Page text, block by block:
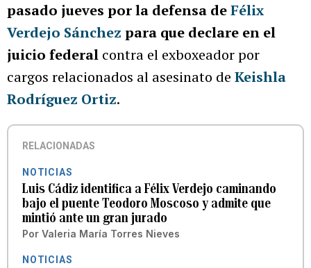
pasado jueves por la defensa deFélix
Verdejo Sánchez para que declare en el
juicio federal contra el exboxeador por
cargos relacionados al asesinato de Keishla
Rodríguez Ortiz.
RELACIONADAS
NOTICIAS
Luis Cádiz identifica a Félix Verdejo caminando
bajo el puente Teodoro Moscoso y admite que
mintió ante un gran jurado
Por Valeria María Torres Nieves
NOTICIAS